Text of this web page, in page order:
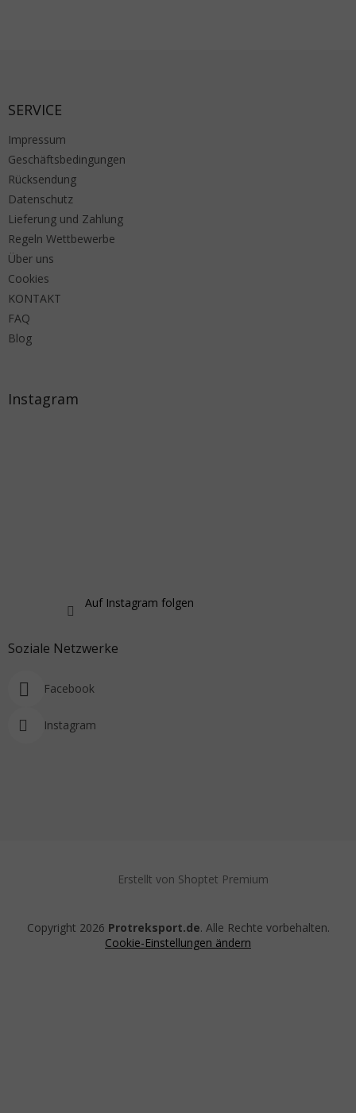
SERVICE
Impressum
Geschäftsbedingungen
Rücksendung
Datenschutz
Lieferung und Zahlung
Regeln Wettbewerbe
Über uns
Cookies
KONTAKT
FAQ
Blog
Instagram
Auf Instagram folgen
Soziale Netzwerke
Facebook
Instagram
Erstellt von Shoptet Premium
Copyright 2026 Protreksport.de. Alle Rechte vorbehalten.
Cookie-Einstellungen ändern